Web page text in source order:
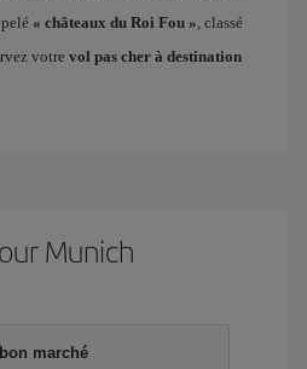
« châteaux du Roi Fou », classé
votre vol pas cher à destination
Munich
marché